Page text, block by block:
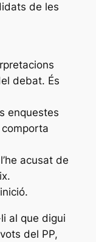
de les
debat. És
enquestes
acusat de
al que digui
del PP,